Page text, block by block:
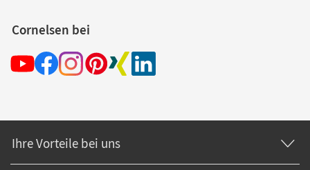
Cornelsen bei
Ihre Vorteile bei uns